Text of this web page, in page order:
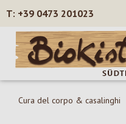
Passa al contenuto principale
+39 0473 201023
Cura del corpo & casalinghi